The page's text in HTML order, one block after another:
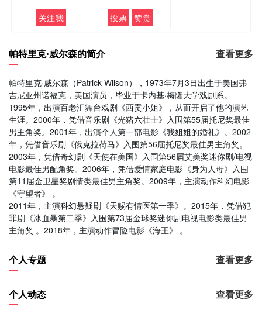
关注我 投票 赞赏
帕特里克·威尔森的简介 查看更多
帕特里克·威尔森（Patrick Wilson），1973年7月3日出生于美国弗
吉尼亚州诺福克，美国演员，毕业于卡内基·梅隆大学戏剧系。
1995年，出演百老汇舞台戏剧《西贡小姐》，从而开启了他的演艺
生涯。2000年，凭借音乐剧《光猪六壮士》入围第55届托尼奖最佳
男主角奖。2001年，出演个人第一部电影《我姐姐的婚礼》。2002
年，凭借音乐剧《俄克拉荷马》入围第56届托尼奖最佳男主角奖。
2003年，凭借奇幻剧《天使在美国》入围第56届艾美奖迷你剧/电视
电影最佳男配角奖。2006年，凭借爱情家庭电影《身为人母》入围
第11届金卫星奖剧情类最佳男主角奖。2009年，主演动作科幻电影
《守望者》 。
2011年，主演科幻悬疑剧《天赐有情医第一季》。2015年，凭借犯
罪剧《冰血暴第二季》入围第73届金球奖迷你剧电视电影类最佳男
主角奖 。2018年，主演动作冒险电影《海王》 。
个人专题 查看更多
个人动态 查看更多